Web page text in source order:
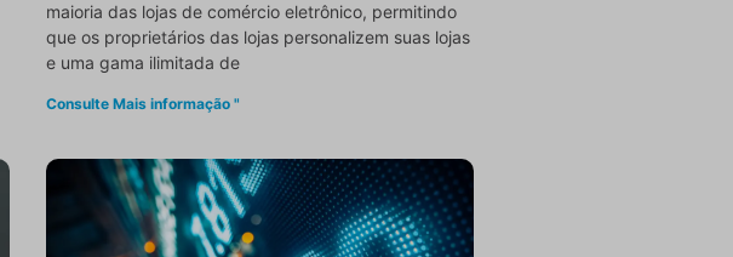
maioria das lojas de comércio eletrônico, permitindo
que os proprietários das lojas personalizem suas lojas
e uma gama ilimitada de
Consulte Mais informação "